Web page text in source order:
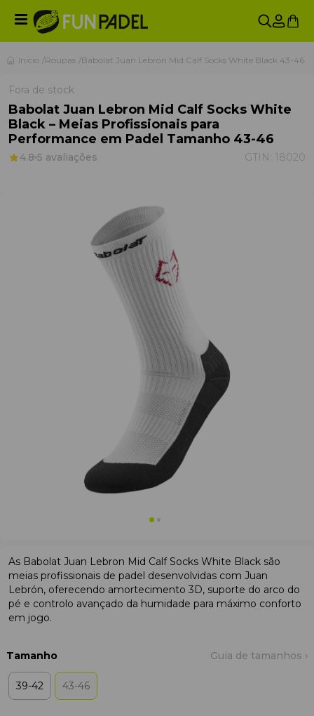
Início Roupas Babolat Juan Lebron Mid Calf Socks White Black 43-46
Fora de stock
Babolat Juan Lebron Mid Calf Socks White
Black – Meias Profissionais para
Performance em Padel Tamanho 43-46
4.8 5 avaliações GTIN: 18020
As Babolat Juan Lebron Mid Calf Socks White Black são
meias profissionais de padel desenvolvidas com Juan
Lebrón, oferecendo amortecimento 3D, suporte do arco do
pé e controlo avançado da humidade para máximo conforto
em jogo.
Tamanho Guia de tamanhos ›
39-42 43-46